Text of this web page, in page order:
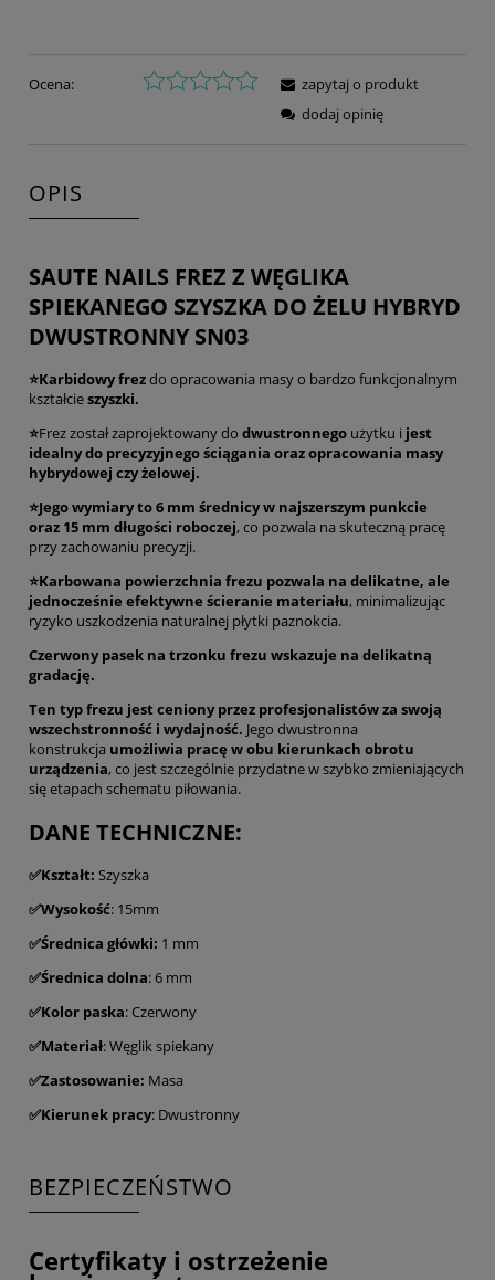
Ocena:
zapytaj o produkt
dodaj opinię
OPIS
SAUTE NAILS FREZ Z WĘGLIKA
SPIEKANEGO SZYSZKA DO ŻELU HYBRYD
DWUSTRONNY SN03
⭐Karbidowy frezdo opracowania masy o bardzo funkcjonalnym
kształcieszyszki.
⭐Frez został zaprojektowany do dwustronnego użytku i jest
idealny do precyzyjnego ściągania oraz opracowania masy
hybrydowej czy żelowej.
⭐Jego wymiary to 6 mm średnicy w najszerszym punkcie
oraz 15 mm długości roboczej, co pozwala na skuteczną pracę
przy zachowaniu precyzji.
⭐Karbowana powierzchnia frezu pozwala na delikatne, ale
jednocześnie efektywne ścieranie materiału, minimalizując
ryzyko uszkodzenia naturalnej płytki paznokcia.
Czerwony pasek na trzonku frezu wskazuje na delikatną
gradację.
Ten typ frezu jest ceniony przez profesjonalistów za swoją
wszechstronność i wydajność. Jego dwustronna
konstrukcja umożliwia pracę w obu kierunkach obrotu
urządzenia, co jest szczególnie przydatne w szybko zmieniających
się etapach schematu piłowania.
DANE TECHNICZNE:
✅Kształt: Szyszka
✅Wysokość: 15mm
✅Średnica główki: 1 mm
✅Średnica dolna: 6 mm
✅Kolor paska: Czerwony
✅Materiał: Węglik spiekany
✅Zastosowanie: Masa
✅Kierunek pracy: Dwustronny
BEZPIECZEŃSTWO
Certyfikaty i ostrzeżenie